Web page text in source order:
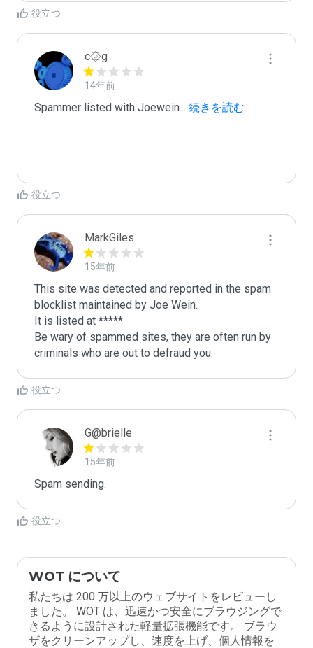
役立つ
c۞g
14年前
Spammer listed with Joewein... 続きを読む
役立つ
MarkGiles
15年前
This site was detected and reported in the spam
blocklist maintained by Joe Wein.
It is listed at *****
Be wary of spammed sites, they are often run by
criminals who are out to defraud you.
役立つ
G@brielle
15年前
Spam sending.
役立つ
WOT について
私たちは 200 万以上のウェブサイトをレビューし
ました。 WOT は、迅速かつ安全にブラウジングで
きるように設計された軽量拡張機能です。 ブラウ
ザをクリーンアップし、速度を上げ、個人情報を